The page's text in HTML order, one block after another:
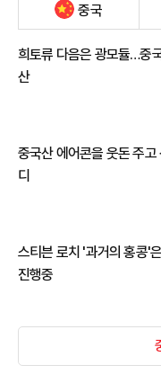
중국
희토류 다음은 광모듈…중
산
중국산 에어콘을 웃돈 주고
디
스티븐 로치 '과거의 홍콩'
진행중